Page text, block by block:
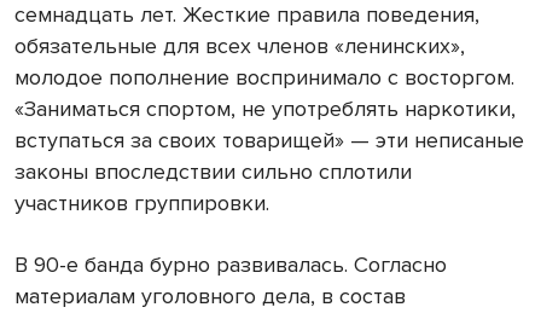
семнадцать лет. Жесткие правила поведения,
обязательные для всех членов «ленинских»,
молодое пополнение воспринимало с восторгом.
«Заниматься спортом, не употреблять наркотики,
вступаться за своих товарищей» — эти неписаные
законы впоследствии сильно сплотили
участников группировки.
В 90-е банда бурно развивалась. Согласно
материалам уголовного дела, в состав